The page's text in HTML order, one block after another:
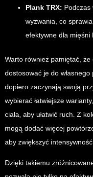
Plank TRX: Podczas
wyzwania, co
efektywne dla mięśni
Warto również pamiętać,
dostosować je do
dopiero zaczynają swoją
wybierać łatwiejsze
ciała, aby ułatwić ruch. Z
mogą dodać więcej
aby zwiększyć
Dzięki takiemu